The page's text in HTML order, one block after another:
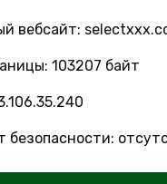
вебсайт:
103207 байт
безопасности: